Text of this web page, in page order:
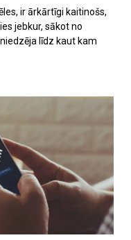
ir ārkārtīgi kaitinošs,
jebkur, sākot no
līdz kaut kam